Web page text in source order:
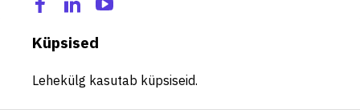
Küpsised
Lehekülg kasutab küpsiseid.